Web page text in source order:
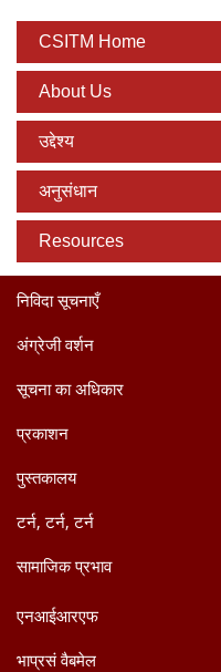
CSITM Home
About Us
उद्देश्य
अनुसंधान
Resources
निविदा सूचनाएँ
अंग्रेजी वर्शन
सूचना का अधिकार
प्रकाशन
पुस्तकालय
टर्न, टर्न, टर्न
सामाजिक प्रभाव
एनआईआरएफ
भाप्रसं वैबमेल